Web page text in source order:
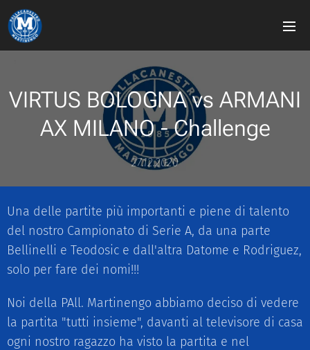
VIRTUS BOLOGNA vs ARMANI
AX MILANO - Challenge
27.12.2020
Una delle partite più importanti e piene di talento
del nostro Campionato di Serie A, da una parte
Bellinelli e Teodosic e dall'altra Datome e Rodriguez,
solo per fare dei nomi!!!
Noi della PAll. Martinengo abbiamo deciso di vedere
la partita "tutti insieme", davanti al televisore di casa
ogni nostro ragazzo ha visto la partita e nel